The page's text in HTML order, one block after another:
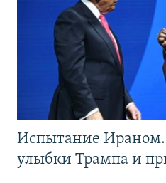
Испытание
улыбки Трампа и